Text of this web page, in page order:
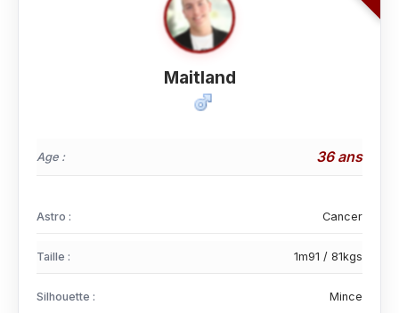
Maitland
Age : 36 ans
Astro : Cancer
Taille : 1m91 / 81kgs
Silhouette : Mince